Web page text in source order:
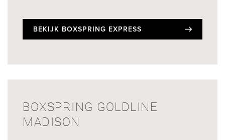
BEKIJK BOXSPRING EXPRESS
BOXSPRING GOLDLINE
MADISON